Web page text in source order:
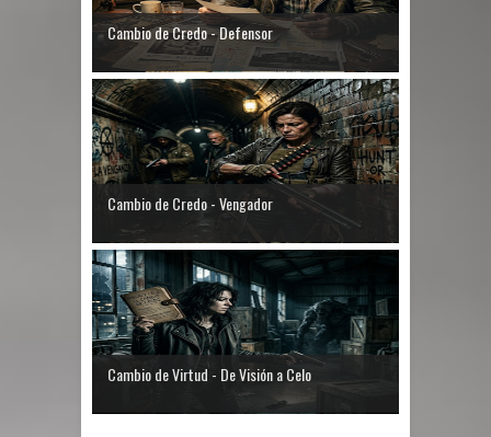
Cambio de Credo - Defensor
Cambio de Credo - Vengador
Cambio de Virtud - De Visión a Celo